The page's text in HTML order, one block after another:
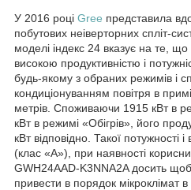
У 2016 році Gree представила
побутових неіверторних спліт-
моделі індекс 24 вказує на те, що
високою продуктивністю і
будь-якому з обраних режимів і
кондиціонуванням повітря в
метрів. Споживаючи 1915 кВт в
кВт в режимі «Обігрів», його
кВт відповідно. Такої потужності
(клас «А»), при наявності
GWH24AAD-K3NNA2A досить
привести в порядок мікроклімат